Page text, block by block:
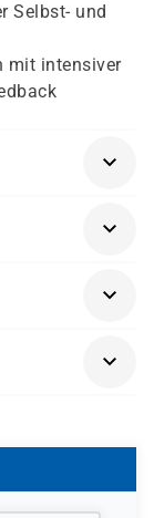
Selbst- und
mit intensiver